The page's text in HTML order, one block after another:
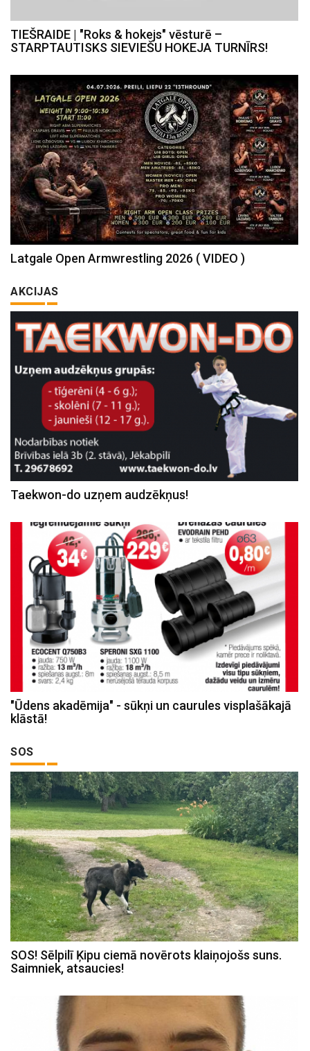
TIEŠRAIDE | "Roks & hokejs" vēsturē –
STARPTAUTISKS SIEVIEŠU HOKEJA TURNĪRS!
Latgale Open Armwrestling 2026 ( VIDEO )
AKCIJAS
Taekwon-do uzņem audzēkņus!
"Ūdens akadēmija" - sūkņi un caurules visplašākajā
klāstā!
SOS
SOS! Sēlpilī Ķipu ciemā novērots klaiņojošs suns.
Saimniek, atsaucies!